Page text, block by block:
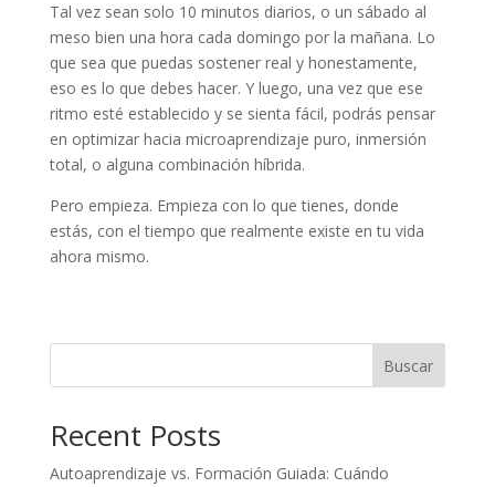
Tal vez sean solo 10 minutos diarios, o un sábado al
meso bien una hora cada domingo por la mañana. Lo
que sea que puedas sostener real y honestamente,
eso es lo que debes hacer. Y luego, una vez que ese
ritmo esté establecido y se sienta fácil, podrás pensar
en optimizar hacia microaprendizaje puro, inmersión
total, o alguna combinación híbrida.
Pero empieza. Empieza con lo que tienes, donde
estás, con el tiempo que realmente existe en tu vida
ahora mismo.
Buscar
Recent Posts
Autoaprendizaje vs. Formación Guiada: Cuándo